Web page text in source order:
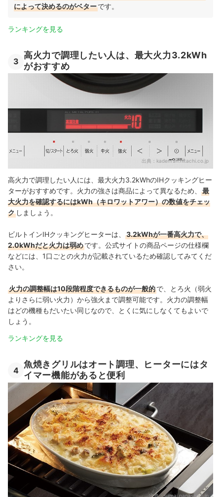
によって決めるのがベターです。
ランキングを見る
3
高火力で調理したい人は、最大火力3.2kWh
がおすすめ
出典： kadenfan.hitachi.co.jp
高火力で調理したい人には、最大火力3.2kWhのIHクッキングヒー
ターがおすすめです。火力の強さは商品によって異なるため、
最
大火力を確認するにはkWh（キロワットアワー）の数値をチェッ
ク しましょう。
ビルトインIHクッキングヒーターは、
3.2kWhが一番高火力で、
2.0kWhだと火力は弱めです。公式サイトの商品ページの仕様欄
などには、1口ごとの火力が記載されているため確認してみてくだ
さい。
火力の調整幅は10段階程度できるものが一般的で、とろ火（弱火
よりさらに弱い火力）から強火まで調整可能です。火力の調整幅
はどの機種もだいたい同じなので、とくに気にしなくてもよいで
しょう。
ランキングを見る
4
魚焼きグリルはオート調理、ヒーターにはタ
イマー機能があると便利
出典：sumai.panasonic.jp